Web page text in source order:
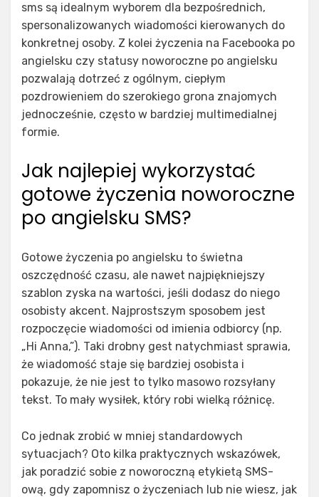
sms są idealnym wyborem dla bezpośrednich,
spersonalizowanych wiadomości kierowanych do
konkretnej osoby. Z kolei życzenia na Facebooka po
angielsku czy statusy noworoczne po angielsku
pozwalają dotrzeć z ogólnym, ciepłym
pozdrowieniem do szerokiego grona znajomych
jednocześnie, często w bardziej multimedialnej
formie.
Jak najlepiej wykorzystać
gotowe życzenia noworoczne
po angielsku SMS?
Gotowe życzenia po angielsku to świetna
oszczędność czasu, ale nawet najpiękniejszy
szablon zyska na wartości, jeśli dodasz do niego
osobisty akcent. Najprostszym sposobem jest
rozpoczęcie wiadomości od imienia odbiorcy (np.
„Hi Anna,”). Taki drobny gest natychmiast sprawia,
że wiadomość staje się bardziej osobista i
pokazuje, że nie jest to tylko masowo rozsyłany
tekst. To mały wysiłek, który robi wielką różnicę.
Co jednak zrobić w mniej standardowych
sytuacjach? Oto kilka praktycznych wskazówek,
jak poradzić sobie z noworoczną etykietą SMS-
ową, gdy zapomnisz o życzeniach lub nie wiesz, jak